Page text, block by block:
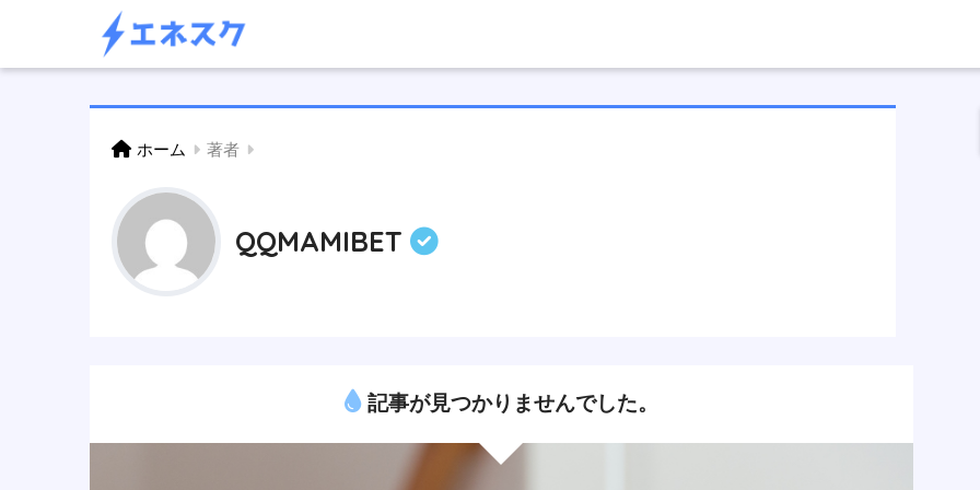
ホーム 著者
QQMAMIBET
記事が見つかりませんでした。